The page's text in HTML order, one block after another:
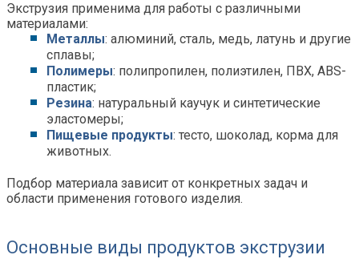
Экструзия применима для работы с различными
материалами:
Металлы: алюминий, сталь, медь, латунь и другие
сплавы;
Полимеры: полипропилен, полиэтилен, ПВХ, ABS-
пластик;
Резина: натуральный каучук и синтетические
эластомеры;
Пищевые продукты: тесто, шоколад, корма для
животных.
Подбор материала зависит от конкретных задач и
области применения готового изделия.
Основные виды продуктов экструзии